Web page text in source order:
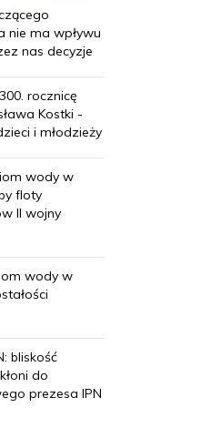
nie ma wpływu
nas decyzje
rocznicę
Kostki -
i młodzieży
wody w
floty
II wojny
wody w
bliskość
do
prezesa IPN